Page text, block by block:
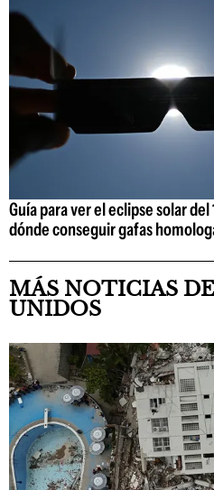
Guía para ver el eclipse solar del
dónde conseguir gafas
MÁS NOTICIAS
UNIDOS